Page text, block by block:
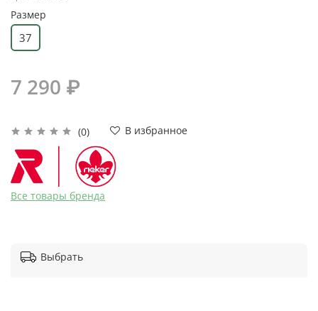
(0) В избранное
Все товары бренда
Размер
37
7 290 ₽
Выбрать